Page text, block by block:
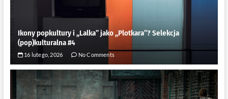
Ikony popkultury i ,,Lalka” jako ,,Plotkara”? Selekcja
(pop)kulturalna #4
16 lutego, 2026 No Comments